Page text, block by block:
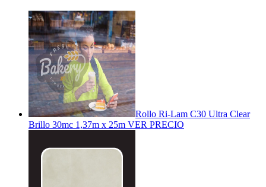
Rollo Ri-Lam C30 Ultra Clear
Brillo 30mc 1,37m x 25m VER PRECIO